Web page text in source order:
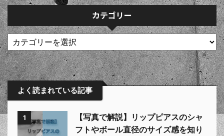
カテゴリー
よく読まれている記事
1
【写真で解説】リップピアスのシャ
フトやボール直径のサイズ感を知り